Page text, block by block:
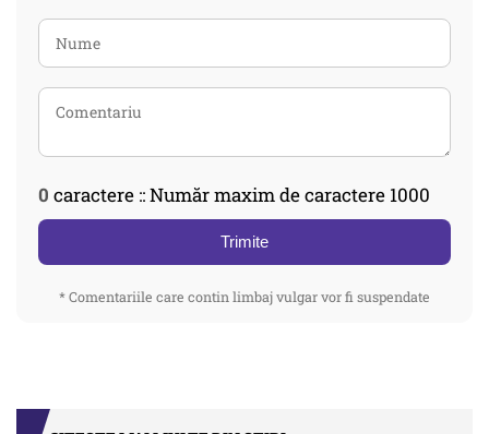
0 caractere :: Număr maxim de caractere 1000
Trimite
* Comentariile care contin limbaj vulgar vor fi suspendate